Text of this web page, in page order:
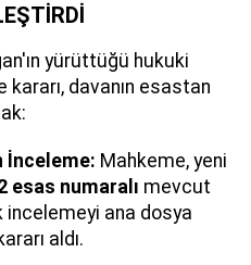
yürüttüğü hukuki
davanın esastan
İnceleme: Mahkeme, yeni
esas numaralı mevcut
ana dosya
aldı.